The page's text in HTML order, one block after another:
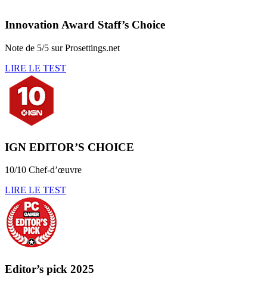
Innovation Award Staff’s Choice
Note de 5/5 sur Prosettings.net
LIRE LE TEST
IGN EDITOR’S CHOICE
10/10 Chef-d’œuvre
LIRE LE TEST
Editor’s pick 2025